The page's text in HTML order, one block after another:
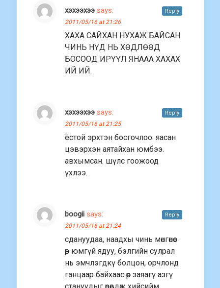
хэхээхээ says:
2011/05/16 at 21:26
ХАХА САЙХАН НУХАЖ БАЙСАН
ЧИНЬ НҮД НЬ ХӨДЛӨӨД
БОСООД ИРҮҮЛ ЯНААА ХАХАХ
ИЙ ИЙ.
Reply
хэхээхээ says:
2011/05/16 at 21:25
ёстой эрхтэн босгочлоо. яасан
цэвэрхэн аятайхан юмбээ.
авхымсан. шүлс гоожоод
үхлээ.
Reply
boogii says:
2011/05/16 at 21:24
сдануудаа, наадхы чинь мөнгөнөөс
өөр юмгүй ядуу, бэлгийн сулрал
нь эмчлэгдкү болцон, орчлонд
ганцаар байхаас өөр заяагү азгү
Reply